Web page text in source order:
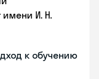
имени И. Н.
к обучению